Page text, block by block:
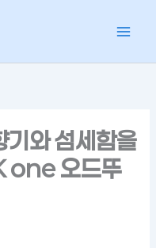
기와 섬세함을
one 오드뚜